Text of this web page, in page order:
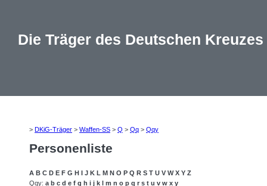
Die Träger des Deutschen Kreuzes
> DKiG-Träger > Waffen-SS > Q > Qq > Qqy
Personenliste
A B C D E F G H I J K L M N O P Q R S T U V W X Y Z
Qqy: a b c d e f g h i j k l m n o p q r s t u v w x y